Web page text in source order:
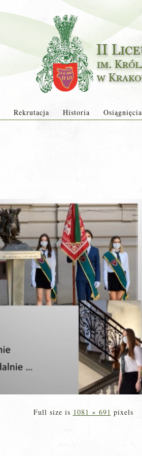
Rekrutacja Historia Osiągnięcia
Full size is 1081 × 691 pixels